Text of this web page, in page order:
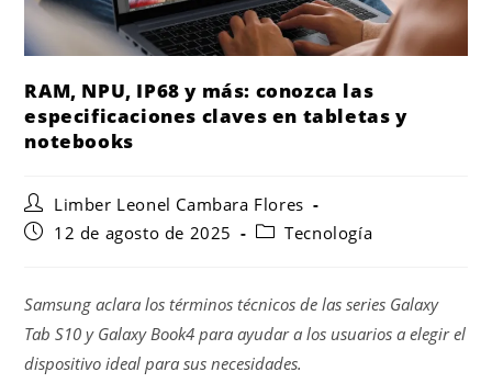
RAM, NPU, IP68 y más: conozca las
especificaciones claves en tabletas y
notebooks
Limber Leonel Cambara Flores
12 de agosto de 2025
Tecnología
Samsung aclara los términos técnicos de las series Galaxy
Tab S10 y Galaxy Book4 para ayudar a los usuarios a elegir el
dispositivo ideal para sus necesidades.